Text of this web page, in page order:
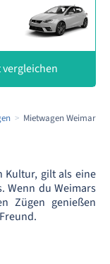
vergleichen
Mietwagen Weimar
Kultur, gilt als eine
Wenn du Weimars
Zügen genießen